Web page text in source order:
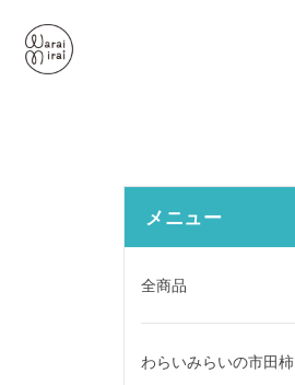
メニュー
全商品
わらいみらいの市田柿